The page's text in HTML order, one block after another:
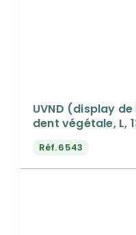
UVND (display de
dent végétale, L,
Réf.6543